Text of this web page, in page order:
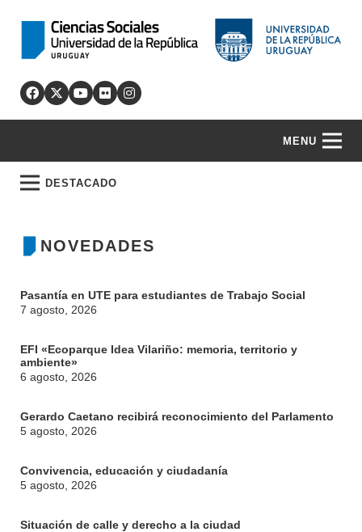
MENU
DESTACADO
NOVEDADES
Pasantía en UTE para estudiantes de Trabajo Social
7 agosto, 2026
EFI «Ecoparque Idea Vilariño: memoria, territorio y
ambiente»
6 agosto, 2026
Gerardo Caetano recibirá reconocimiento del Parlamento
5 agosto, 2026
Convivencia, educación y ciudadanía
5 agosto, 2026
Situación de calle y derecho a la ciudad